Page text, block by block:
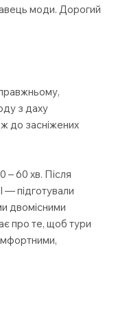
моди. Дорогий
з даху
до засніжених
– 60 хв. Після
— підготували
двомісними
про те, щоб тури